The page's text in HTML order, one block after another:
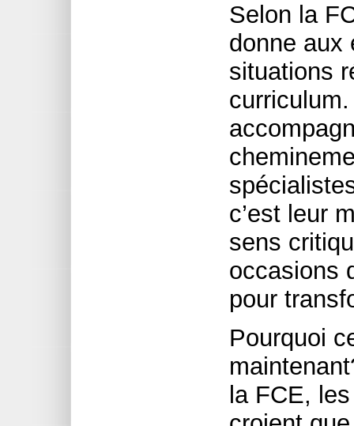
Selon la
donne aux
situations
curriculum.
c’est leur
sens
occasions
pour
Pourquoi
la FCE,